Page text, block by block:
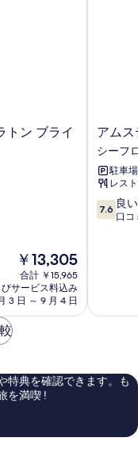
トン ブライ
現
在
の
料
金
￥13,305
合計 ￥15,965
サービス料込み
3 日 ～ 9 月 4 日
ア
ム
ス
テ
ル
ダ
ム
ア
ー
フ
アム
シーフ
駐車
レス
10
段
コ
件
の
7.6 良い
口コ
特典を確認できます。も
を満喫 !